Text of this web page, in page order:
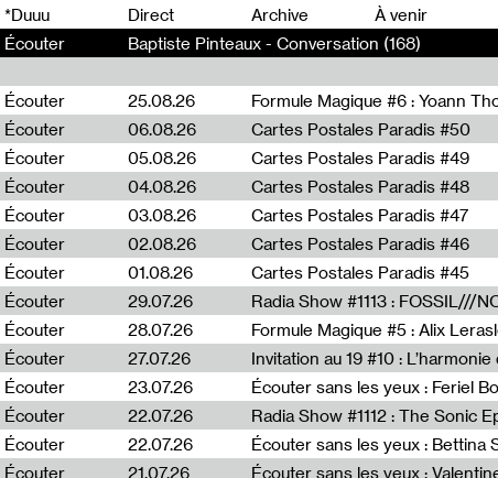
*Duuu Direct Archive À venir
Écouter
Baptiste Pinteaux - Conversation (168)
Écouter 25.08.26 Formule Magique #6 : Yoann
Écouter
06.08.26 Cartes Postales Paradis #50
Écouter
05.08.26 Cartes Postales Paradis #49
Écouter
04.08.26 Cartes Postales Paradis #48
Écouter
03.08.26 Cartes Postales Paradis #47
Écouter
02.08.26 Cartes Postales Paradis #46
Écouter
01.08.26 Cartes Postales Paradis #45
Écouter
29.07.26
Écouter
28.07.26 Formule Magique #5 : Alix
Écouter
27.07.26 Invitation au 19 #10 :
Écouter
23.07.26 Écouter sans les yeux : Feriel
Écouter
22.07.26
Écouter
22.07.26 Écouter sans les yeux : Bettina
Écouter
21.07.26 Écouter sans les yeux :